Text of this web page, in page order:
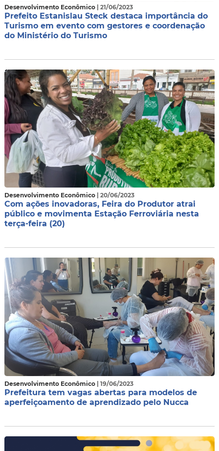
Desenvolvimento Econômico | 21/06/2023
Prefeito Estanislau Steck destaca importância do
Turismo em evento com gestores e coordenação
do Ministério do Turismo
Desenvolvimento Econômico | 20/06/2023
Com ações inovadoras, Feira do Produtor atrai
público e movimenta Estação Ferroviária nesta
terça-feira (20)
Desenvolvimento Econômico | 19/06/2023
Prefeitura tem vagas abertas para modelos de
aperfeiçoamento de aprendizado pelo Nucca